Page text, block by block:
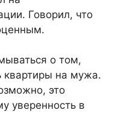
Говорил, что
о том,
квартиры на мужа.
это
уверенность в